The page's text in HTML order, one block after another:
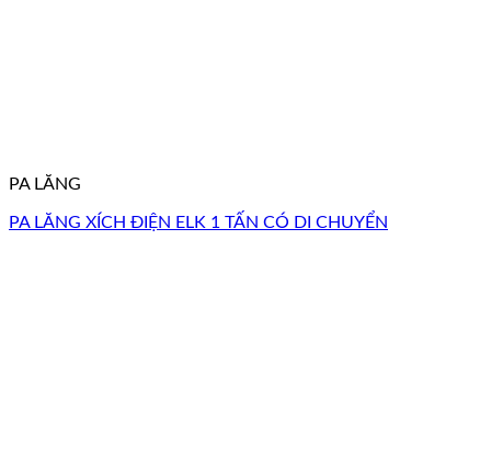
PA LĂNG
PA LĂNG XÍCH ĐIỆN ELK 1 TẤN CÓ DI CHUYỂN